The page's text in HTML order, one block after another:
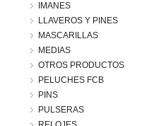
IMANES
LLAVEROS Y PINES
MASCARILLAS
MEDIAS
OTROS PRODUCTOS
PELUCHES FCB
PINS
PULSERAS